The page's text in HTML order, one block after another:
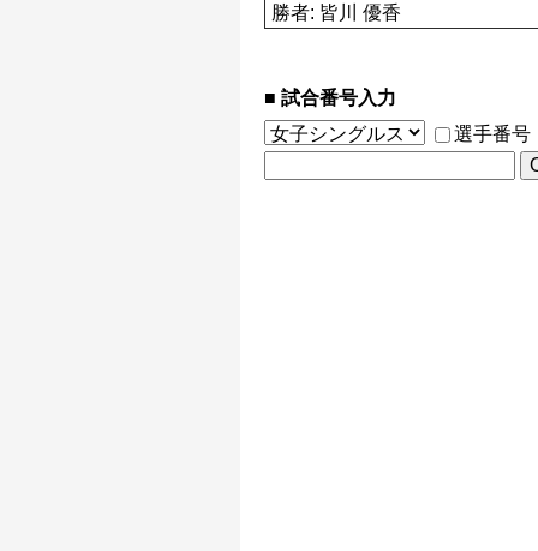
勝者: 皆川 優香
試合番号入力
選手番号